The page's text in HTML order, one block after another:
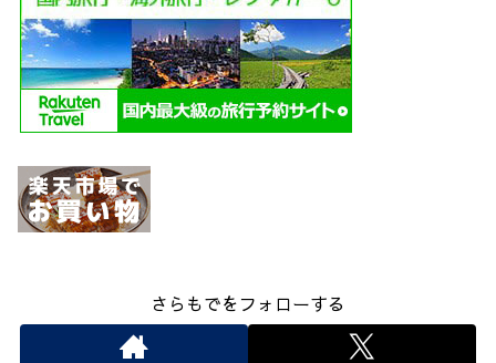
さらもでをフォローする